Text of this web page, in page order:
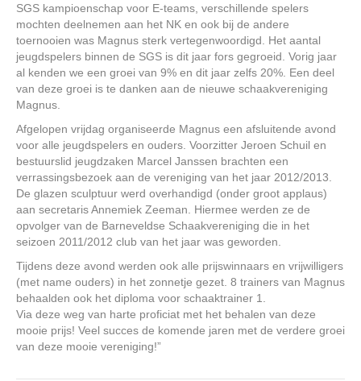
SGS kampioenschap voor E-teams, verschillende spelers
mochten deelnemen aan het NK en ook bij de andere
toernooien was Magnus sterk vertegenwoordigd. Het aantal
jeugdspelers binnen de SGS is dit jaar fors gegroeid. Vorig jaar
al kenden we een groei van 9% en dit jaar zelfs 20%. Een deel
van deze groei is te danken aan de nieuwe schaakvereniging
Magnus.
Afgelopen vrijdag organiseerde Magnus een afsluitende avond
voor alle jeugdspelers en ouders. Voorzitter Jeroen Schuil en
bestuurslid jeugdzaken Marcel Janssen brachten een
verrassingsbezoek aan de vereniging van het jaar 2012/2013.
De glazen sculptuur werd overhandigd (onder groot applaus)
aan secretaris Annemiek Zeeman. Hiermee werden ze de
opvolger van de Barneveldse Schaakvereniging die in het
seizoen 2011/2012 club van het jaar was geworden.
Tijdens deze avond werden ook alle prijswinnaars en vrijwilligers
(met name ouders) in het zonnetje gezet. 8 trainers van Magnus
behaalden ook het diploma voor schaaktrainer 1.
Via deze weg van harte proficiat met het behalen van deze
mooie prijs! Veel succes de komende jaren met de verdere groei
van deze mooie vereniging!”